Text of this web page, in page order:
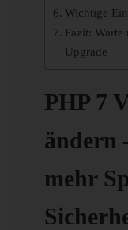
Wichtige
Fazit:
Upgrade
PHP 7
ändern
mehr